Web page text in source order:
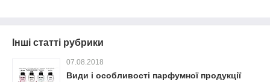
Інші статті рубрики
07.08.2018
Види і особливості парфумної продукції